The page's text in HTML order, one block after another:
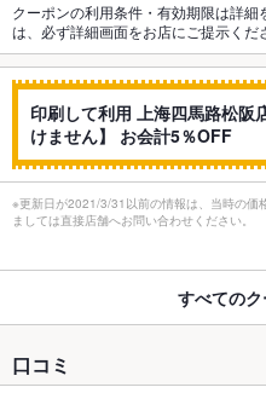
クーポンの利用条件・有効期限は詳
は、必ず詳細画面をお店にご提示くだ
印刷して利用 上海四馬路松阪
けません】 お会計5％OFF
※更新日が2021/3/31以前の情報は、当時の価
ましては直接店舗へお問い合わせください。
すべての
口コミ